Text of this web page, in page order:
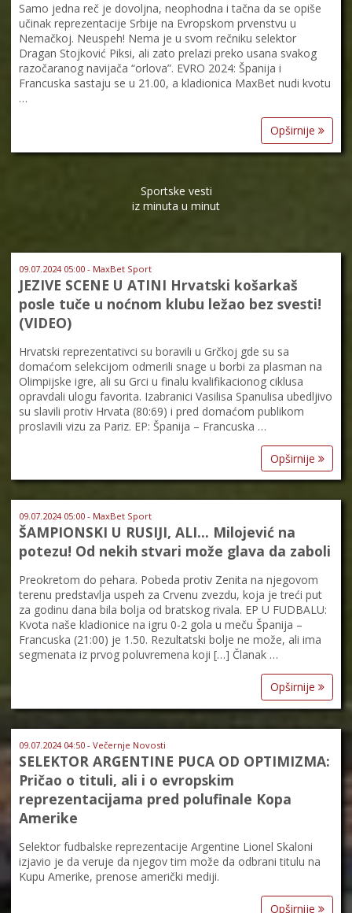
Samo jedna reč je dovoljna, neophodna i tačna da se opiše
učinak reprezentacije Srbije na Evropskom prvenstvu u
Nemačkoj. Neuspeh! Nema je u svom rečniku selektor
Dragan Stojković Piksi, ali zato prelazi preko usana svakog
razočaranog navijača “orlova”. EVRO 2024: Španija i
Francuska sastaju se u 21.00, a kladionica MaxBet nudi kvotu
…
Opširnije
Sportske vesti
iz minuta u minut
09.07.2024 05:00 - MaxBet Sport
JEZIVE SCENE U ATINI Hrvatski košarkaš
posle tuče u noćnom klubu ležao bez svesti!
(VIDEO)
Hrvatski reprezentativci su boravili u Grčkoj gde su sa
domaćom selekcijom odmerili snage u borbi za plasman na
Olimpijske igre, ali su Grci u finalu kvalifikacionog ciklusa
opravdali ulogu favorita. Izabranici Vasilisa Spanulisa ubedljivo
su slavili protiv Hrvata (80:69) i pred domaćom publikom
proslavili vizu za Pariz. EP: Španija – Francuska …
Opširnije
09.07.2024 05:00 - MaxBet Sport
ŠAMPIONSKI U RUSIJI, ALI… Milojević na
potezu! Od nekih stvari može glava da zaboli
Preokretom do pehara. Pobeda protiv Zenita na njegovom
terenu predstavlja uspeh za Crvenu zvezdu, koja je treći put
za godinu dana bila bolja od bratskog rivala. EP U FUDBALU:
Kvota naše kladionice na igru 0-2 gola u meču Španija –
Francuska (21:00) je 1.50. Rezultatski bolje ne može, ali ima
segmenata iz prvog poluvremena koji […] Članak …
Opširnije
09.07.2024 04:50 - Večernje Novosti
SELEKTOR ARGENTINE PUCA OD OPTIMIZMA:
Pričao o tituli, ali i o evropskim
reprezentacijama pred polufinale Kopa
Amerike
Selektor fudbalske reprezentacije Argentine Lionel Skaloni
izjavio je da veruje da njegov tim može da odbrani titulu na
Kupu Amerike, prenose američki mediji.
Opširnije